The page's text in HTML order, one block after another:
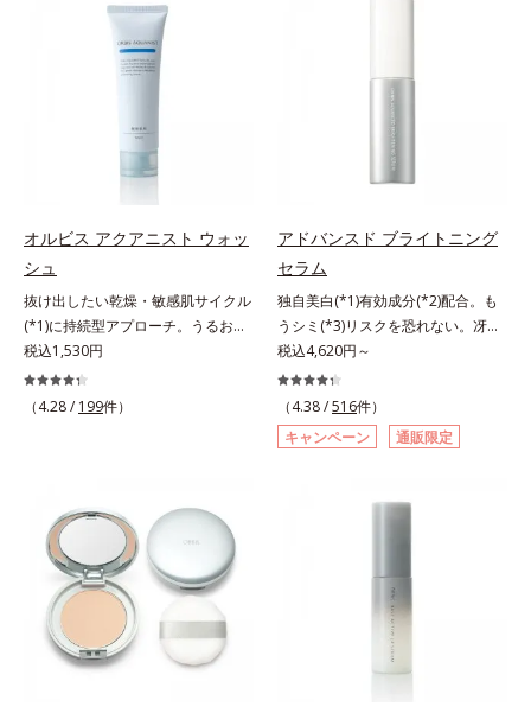
ル）*2 髪の乾燥、乾燥によるパサ
つき*3 毛髪にうるおい、ハリを与
望の敏感肌用保湿スキンケアライン
「オルビス アクアニスト」。乾燥
敏感スランプの原因にアプローチす
る持続型トリプルアミノ酸(*4)を配
異物として排出されにくく、肌にと
どまってうるおいを蓄えてくれま
す。刺激を受けやすくなった角層を
うるおいで満たし、脱・敏感肌を目
指します。無油分・無着色・無香
不使用(*5)・パラベンフリー、6つ
のフリー処方で徹底的に肌に寄り添
います。*1 乾燥と敏感をくり返す
こと*2 敏感肌対象連用テスト済
（すべての方のお肌に合うというこ
とではありません）*3 乾燥して敏
へ導く保湿成分、植物由来アミノ酸
（エルゴチオネイン）配合＝肌を整
え、すこやかに保つ保湿成分、微生
物由来アミノ酸（エクトイン）配合
＝乱れた角層にうるおいを与え、肌
荒れを防ぐ保湿成分*5 ウォッシュ
を除くLM＝さっぱり高保湿タイプ
る持続型トリプルアミノ酸(*4)を配
合。もともと体内にあるアミノ酸は
異物として排出されにくく、肌にと
どまってうるおいを蓄えてくれま
す。刺激を受けやすくなった角層を
指します。無油分・無着色・無香
不使用(*5)・パラベンフリー、6つ
のフリー処方で徹底的に肌に寄り添
います。*1 乾燥と敏感をくり返す
こと*2 敏感肌対象連用テスト済
（すべての方のお肌に合うというこ
とではありません）*3 乾燥して敏
感に感じやすい状態のこと*4 発酵
へ導く保湿成分、植物由来アミノ酸
物由来アミノ酸（エクトイン）配合
＝乱れた角層にうるおいを与え、肌
荒れを防ぐ保湿成分*5 ウォッシュ
を除くLM＝さっぱり高保湿タイプ
（脂性肌～普通肌）RM＝しっとり
オルビス アクアニスト ウォッ
シュ
抜け出したい乾燥・敏感肌サイクル
(*1)に持続型アプローチ。うるおい
を追求した敏感肌用保湿スキンケア
(*2)。うるおいを逃し、刺激を受け
やすい角層の“乾燥敏感スランプ
敏感スランプの原因にアプローチす
る持続型トリプルアミノ酸(*4)を配
合。もともと体内にあるアミノ酸は
異物として排出されにくく、肌にと
どまってうるおいを蓄えてくれま
す。刺激を受けやすくなった角層を
うるおいで満たし、脱・敏感肌を目
税込1,530円
（4.28 / 199件）
アドバンスド ブライトニング
セラム
独自美白(*1)有効成分(*2)配合。も
うシミ(*3)リスクを恐れない。冴え
わたる透明美肌(*4)へ。先端肌科学
が導く、透明感あふれる輝き(*4)
へ。今の自分の肌も未来の肌もあき
らめない、自分史上最高の冴えわた
る透明美肌(*4)を目指すには、美肌
ミを予防するお手入れを続けること
(*1)有効成分「m-ピクセノール（デ
クスパンテノールW）」を配合。シ
ミの原因になると考えられる“メラ
ニンの塊”を居座らせない(*1)、粉砕
と排出サポート(*5)の2ステップで
税込4,620円～
（4.38 /516件）
キャンペーン
通販限定